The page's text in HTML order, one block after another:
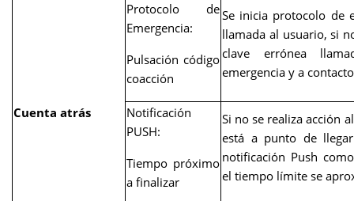
Cuenta atrás
Protocolo de
Emergencia:
Pulsación código
coacción
Se inicia protocolo de
llamada al usuario, si
clave errónea
emergencia y a
Notificación
PUSH:
Tiempo próximo
a finalizar
Si no se realiza acción
está a punto de
notificación Push
el tiempo límite se